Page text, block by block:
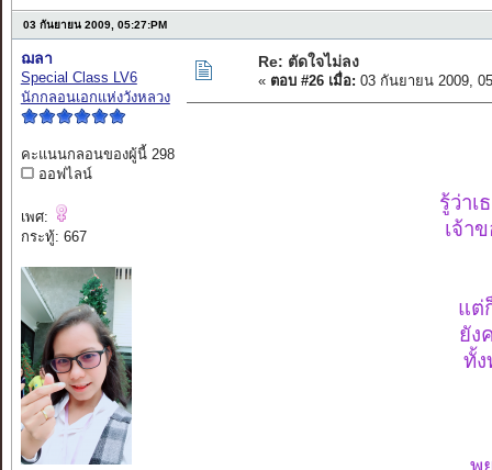
03 กันยายน 2009, 05:27:PM
ฌลา
Special Class LV6
นักกลอนเอกแห่งวังหลวง
คะแนนกลอนของผู้นี้ 298
ออฟไลน์
เพศ:
กระทู้: 667
Re: ตัดใจไม่ลง
« ตอบ #26 เมื่อ: 03 กันยายน 2009,
รู้ว่าเ
เจ้า
แต่
ยัง
ทั้ง